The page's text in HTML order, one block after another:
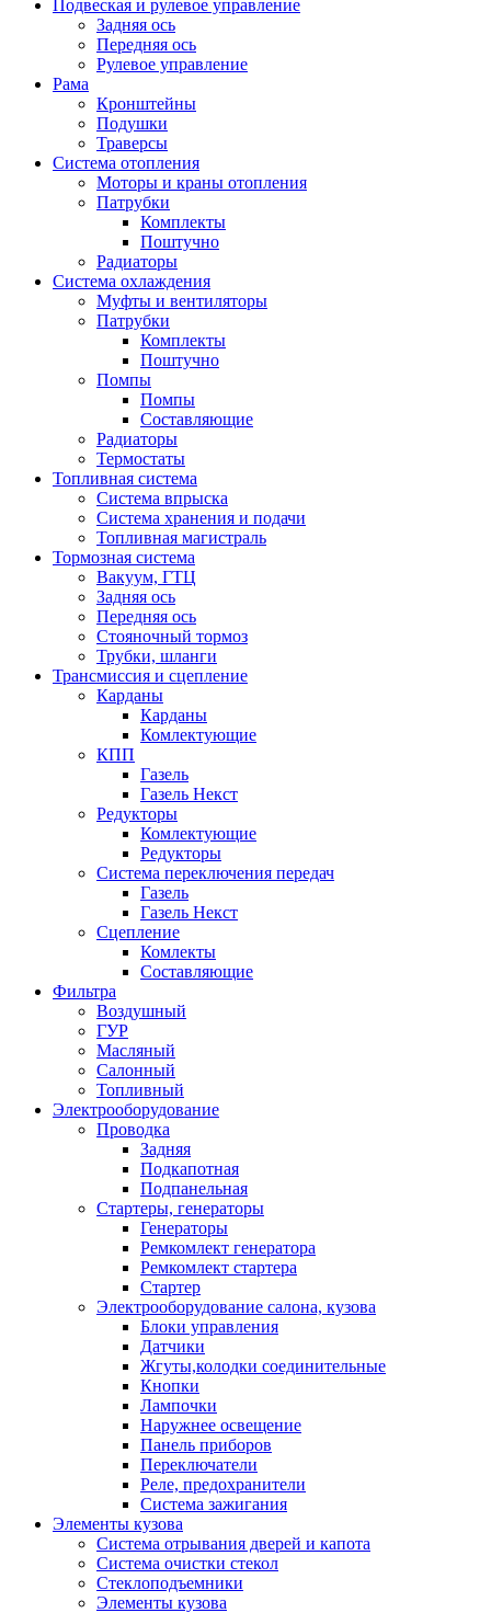
Подвеская и рулевое управление
Задняя ось
Передняя ось
Рулевое управление
Рама
Кронштейны
Подушки
Траверсы
Система отопления
Моторы и краны отопления
Патрубки
Комплекты
Поштучно
Радиаторы
Система охлаждения
Муфты и вентиляторы
Патрубки
Комплекты
Поштучно
Помпы
Помпы
Составляющие
Радиаторы
Термостаты
Топливная система
Система впрыска
Система хранения и подачи
Топливная магистраль
Тормозная система
Вакуум, ГТЦ
Задняя ось
Передняя ось
Стояночный тормоз
Трубки, шланги
Трансмиссия и сцепление
Карданы
Карданы
Комлектующие
КПП
Газель
Газель Некст
Редукторы
Комлектующие
Редукторы
Система переключения передач
Газель
Газель Некст
Сцепление
Комлекты
Составляющие
Фильтра
Воздушный
ГУР
Масляный
Салонный
Топливный
Электрооборудование
Проводка
Задняя
Подкапотная
Подпанельная
Стартеры, генераторы
Генераторы
Ремкомлект генератора
Ремкомлект стартера
Стартер
Электрооборудование салона, кузова
Блоки управления
Датчики
Жгуты,колодки соединительные
Кнопки
Лампочки
Наружнее освещение
Панель приборов
Переключатели
Реле, предохранители
Система зажигания
Элементы кузова
Система отрывания дверей и капота
Система очистки стекол
Стеклоподъемники
Элементы кузова